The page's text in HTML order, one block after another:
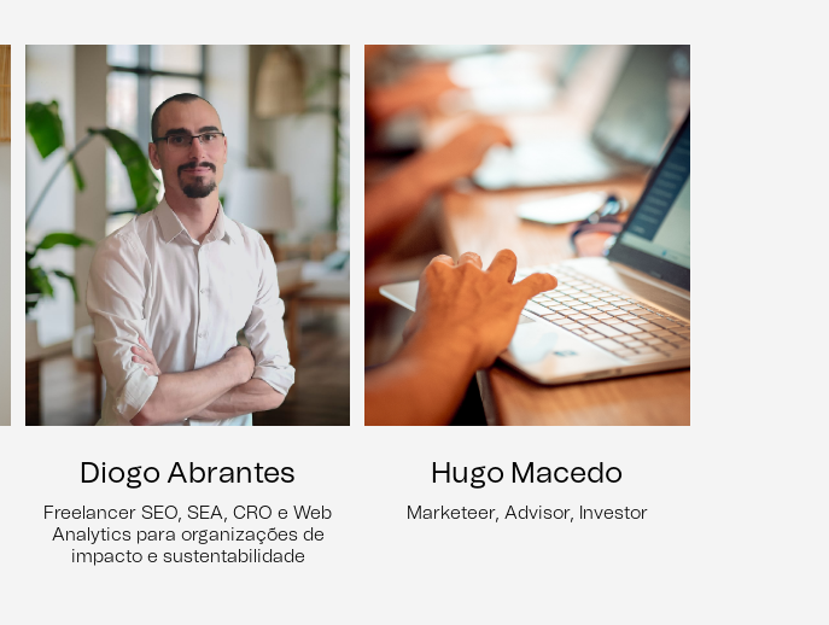
Diogo Abrantes
Freelancer SEO, SEA, CRO e Web
Analytics para organizações de
impacto e sustentabilidade
Hugo Macedo
Marketeer, Advisor, Investor